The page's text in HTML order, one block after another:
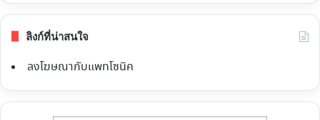
ลิงก์ที่น่าสนใจ
ลงโฆษณากับแพทโซนิค